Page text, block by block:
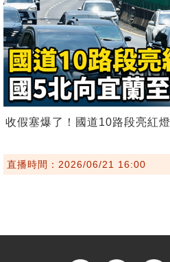
收假塞爆了！國道10路段亮紅燈
直播時間：2026/06/21 16:00